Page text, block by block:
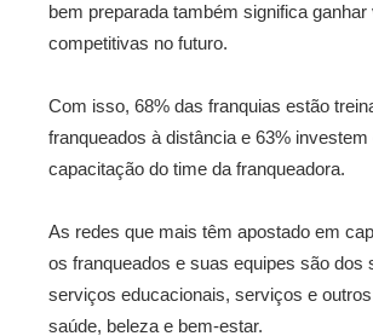
bem preparada também significa ganhar
competitivas no futuro.
Com isso, 68% das franquias estão
franqueados à distância e 63% investem
capacitação do time da franqueadora.
As redes que mais têm apostado em
os franqueados e suas equipes são dos
serviços educacionais, serviços e
saúde, beleza e bem-estar.